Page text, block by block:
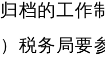
档的工作
税务局要